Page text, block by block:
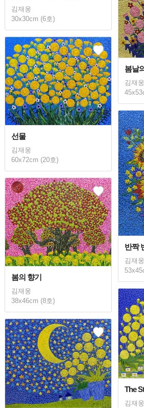
김재웅
30x30cm (6호)
봄날
김재웅
선물
김재웅
60x72cm (20호)
반짝
김재웅
봄의 향기
김재웅
38x46cm (8호)
The
김재웅